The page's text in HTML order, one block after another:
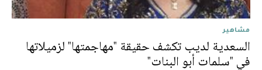
مشاهير
السعدية لديب تكشف حقيقة "مهاجمتها" لزميلاتها
في "سلمات أبو البنات"